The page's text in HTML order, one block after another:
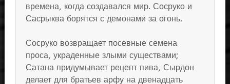
времена, когда создавался мир. Сосруко и
Сасрыква борятся с демонами за огонь.
Сосруко возвращает посевные семена
проса, украденные злыми существами;
Сатана придумывает рецепт пива, Сырдон
делает для братьев арфу на двенадцать